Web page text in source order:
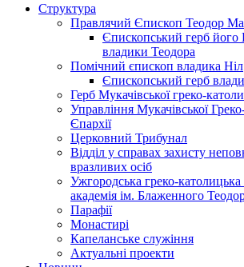
Структура
Правлячий Єпископ Теодор
Єпископський герб його
владики Теодора
Помічний єпископ владика Ніл
Єпископський герб
Герб Мукачівської греко-
Управління Мукачівської
Єпархії
Церковний Трибунал
Відділ у справах захисту
вразливих осіб
Ужгородська греко-католицька
академія ім. Блаженного
Парафії
Монастирі
Капеланське служіння
Актуальні проекти